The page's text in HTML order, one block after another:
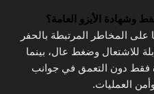
المخاطر المرتبطة بالحفر
للاشتعال وضغط عال، بينما
فقط دون التعمق في جوانب
العمليات.